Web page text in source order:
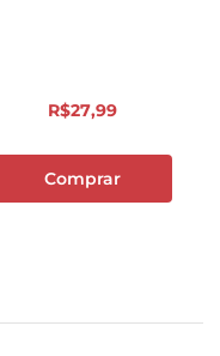
R$27,99
Comprar